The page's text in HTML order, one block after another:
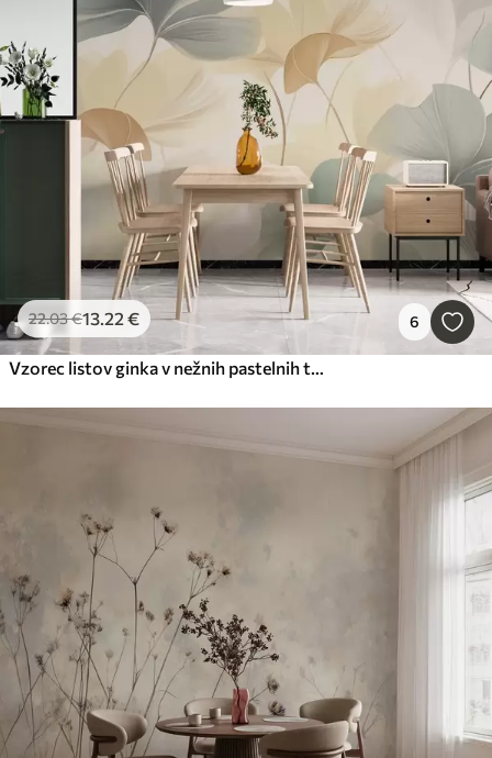
22.03€13.22 € 6
Vzorec listov ginka v nežnih pastelnih tonih, ki se mešajo z zelenimi, rumenimi in kremnimi odtenki, da ustvarijo lahkoten in zračen občutek